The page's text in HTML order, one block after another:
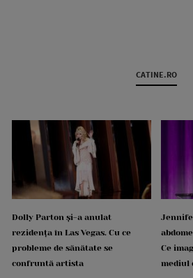
CATINE.RO
Dolly Parton și-a anulat
rezidența în Las Vegas. Cu ce
probleme de sănătate se
confruntă artista
Ce
mediul